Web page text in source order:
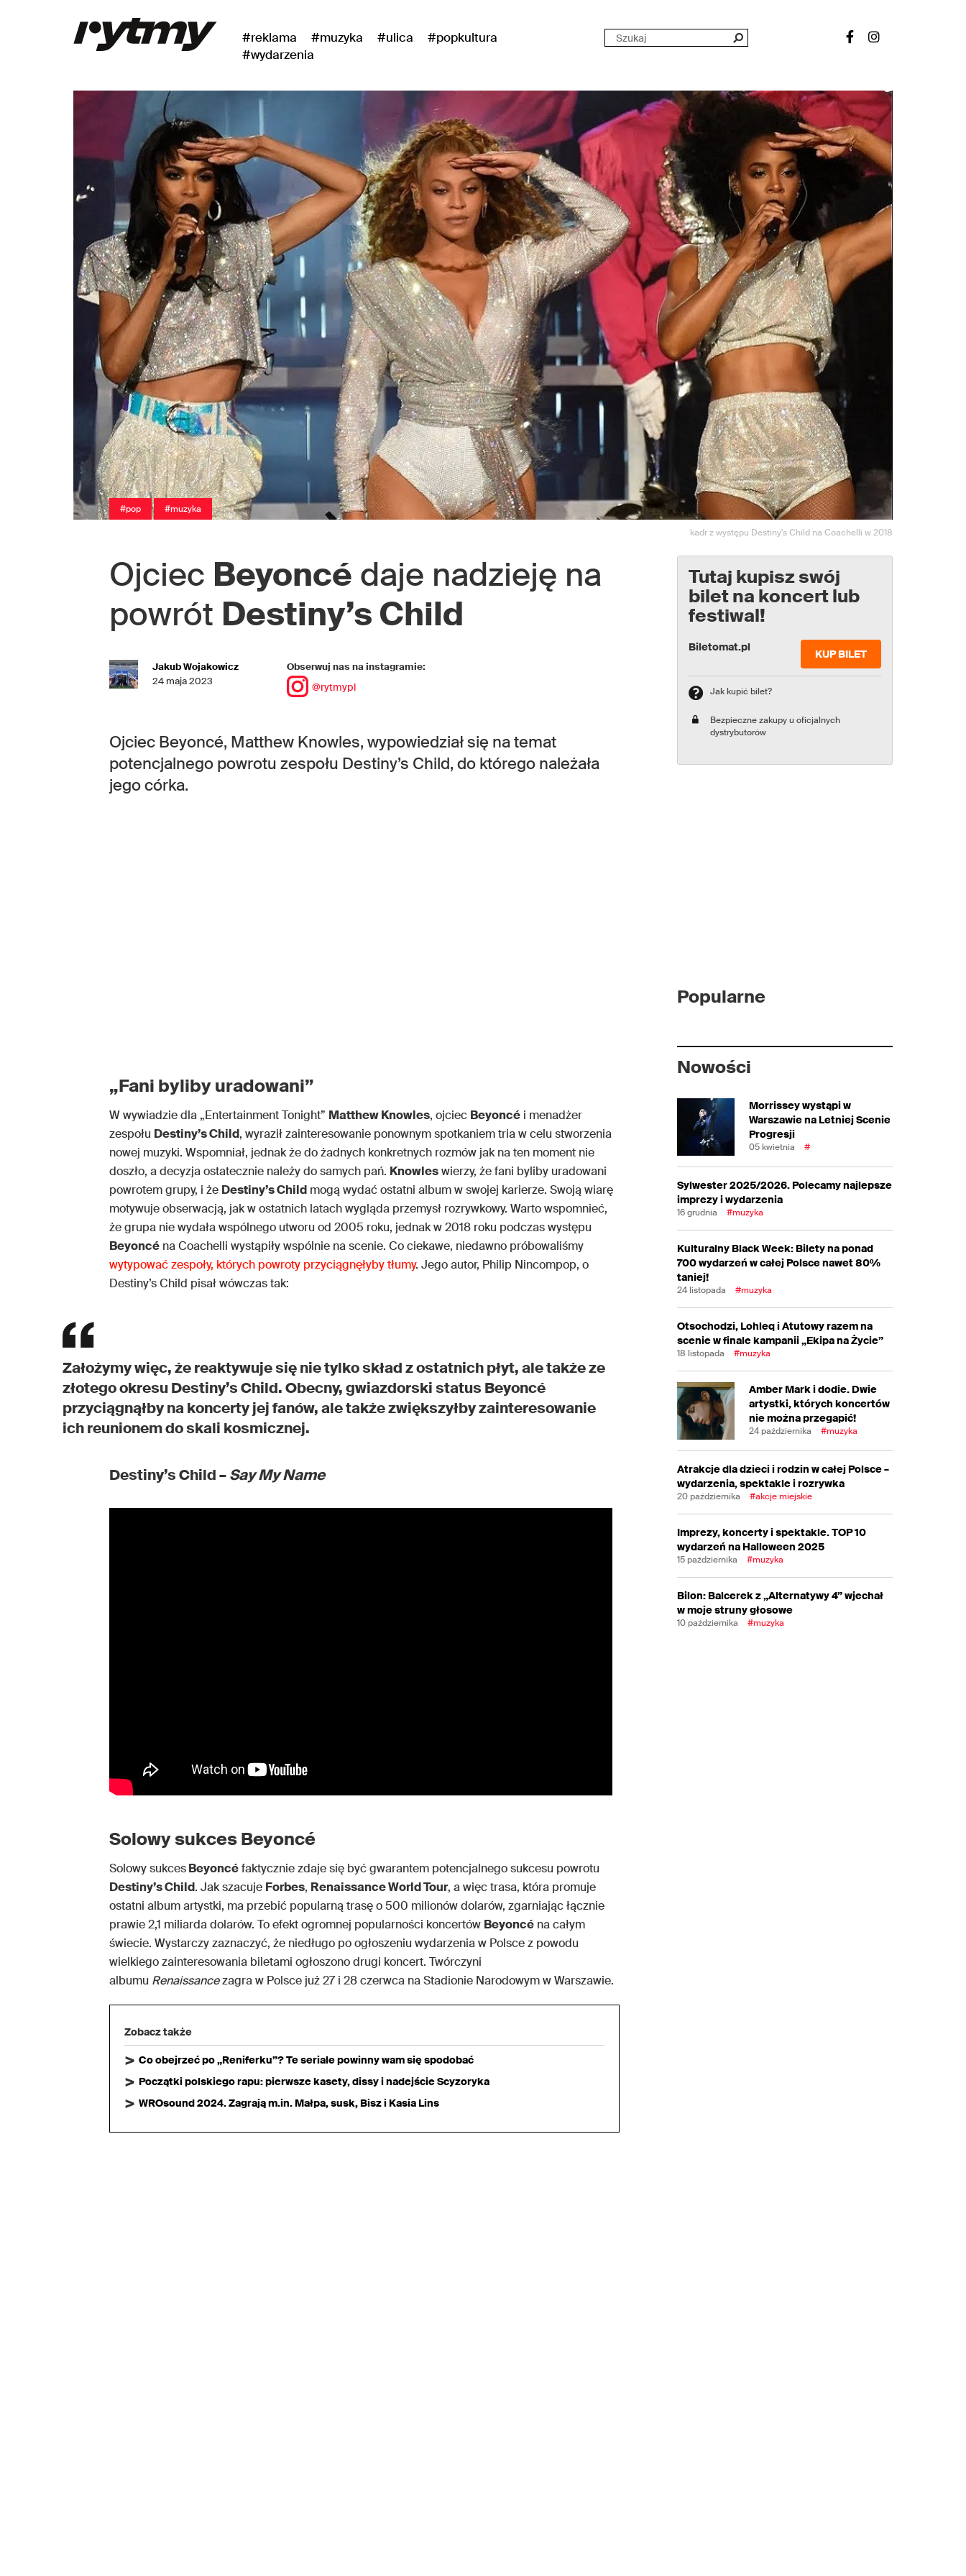
#reklama #muzyka #ulica
#popkultura
#wydarzenia
#pop #muzyka
kadr z występu Destiny's Child na Coachelli w 2018
Ojciec Beyoncé daje nadzieję na
powrót Destiny’s Child
Jakub Wojakowicz
24 maja 2023
Obserwuj nas na instagramie:
@rytmypl
Ojciec Beyoncé, Matthew Knowles, wypowiedział się na temat
potencjalnego powrotu zespołu Destiny’s Child, do którego należała
jego córka.
„Fani byliby uradowani”
W wywiadzie dla „Entertainment Tonight” Matthew Knowles, ojciec Beyoncé i menadżer
zespołu Destiny’s Child, wyraził zainteresowanie ponownym spotkaniem tria w celu stworzenia
nowej muzyki. Wspomniał, jednak że do żadnych konkretnych rozmów jak na ten moment nie
doszło, a decyzja ostatecznie należy do samych pań. Knowleswierzy, że fani byliby uradowani
powrotem grupy, i że Destiny’s Child mogą wydać ostatni album w swojej karierze. Swoją wiarę
motywuje obserwacją, jak w ostatnich latach wygląda przemysł rozrywkowy. Warto wspomnieć,
że grupa nie wydała wspólnego utworu od 2005 roku, jednak w 2018 roku podczas występu
Beyoncé na Coachelli wystąpiły wspólnie na scenie. Co ciekawe, niedawno próbowaliśmy
wytypować zespoły, których powroty przyciągnęłyby tłumy. Jego autor, Philip Nincompop, o
Destiny’s Child pisał wówczas tak:
Założymy więc, że reaktywuje się nie tylko skład z ostatnich płyt, ale także ze
złotego okresu Destiny’s Child. Obecny, gwiazdorski status Beyoncé
przyciągnąłby na koncerty jej fanów, ale także zwiększyłby zainteresowanie
ich reunionem do skali kosmicznej.
Destiny’s Child –Say My Name
Solowy sukces Beyoncé
Solowy sukcesBeyoncéfaktycznie zdaje się być gwarantem potencjalnego sukcesu powrotu
Destiny’s Child. Jak szacuje Forbes, Renaissance World Tour, a więc trasa, która promuje
ostatni album artystki, ma przebić popularną trasę o 500 milionów dolarów, zgarniając łącznie
prawie 2,1 miliarda dolarów. To efekt ogromnej popularności koncertów Beyoncé na całym
świecie. Wystarczy zaznaczyć, że niedługo po ogłoszeniu wydarzenia w Polsce z powodu
wielkiego zainteresowania biletami ogłoszono drugi koncert. Twórczyni
albumu Renaissancezagra w Polsce już 27 i 28 czerwca na Stadionie Narodowym w Warszawie.
Zobacz także
Co obejrzeć po „Reniferku”? Te seriale powinny wam się spodobać
Początki polskiego rapu: pierwsze kasety, dissy i nadejście Scyzoryka
WROsound 2024. Zagrają m.in. Małpa, susk, Bisz i Kasia Lins
Tutaj kupisz swój
bilet na koncert lub
festiwal!
Biletomat.pl
KUP BILET
Jak kupić bilet?
Bezpieczne zakupy u oficjalnych
dystrybutorów
Popularne
Nowości
Morrissey wystąpi w
Warszawie na Letniej Scenie
Progresji
05 kwietnia #
Sylwester 2025/2026. Polecamy najlepsze
imprezy i wydarzenia
16 grudnia #muzyka
Kulturalny Black Week: Bilety na ponad
700 wydarzeń w całej Polsce nawet 80%
taniej!
24 listopada #muzyka
Otsochodzi, Lohleq i Atutowy razem na
scenie w finale kampanii „Ekipa na Życie”
18 listopada #muzyka
Amber Mark i dodie. Dwie
artystki, których koncertów
nie można przegapić!
24 października #muzyka
Atrakcje dla dzieci i rodzin w całej Polsce –
wydarzenia, spektakle i rozrywka
20 października #akcje miejskie
Imprezy, koncerty i spektakle. TOP 10
wydarzeń na Halloween 2025
15 października #muzyka
Bilon: Balcerek z „Alternatywy 4” wjechał
w moje struny głosowe
10 października #muzyka